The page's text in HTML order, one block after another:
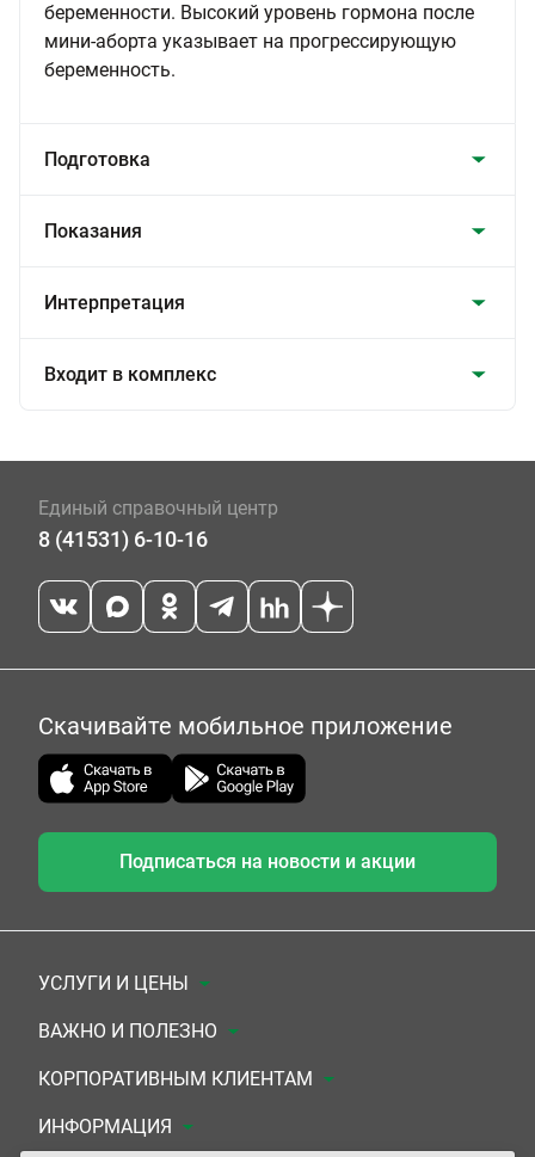
беременности. Высокий уровень гормона после
мини-аборта указывает на прогрессирующую
беременность.
Подготовка
Показания
Интерпретация
Входит в комплекс
Единый справочный центр
8 (41531) 6-10-16
Скачивайте мобильное приложение
Подписаться на новости и акции
УСЛУГИ И ЦЕНЫ
Анализы
Комплексы
УЗИ
ВАЖНО И ПОЛЕЗНО
Документы для заключения договора
Система скидок
КОРПОРАТИВНЫМ КЛИЕНТАМ
Медицинским организациям
ИНФОРМАЦИЯ